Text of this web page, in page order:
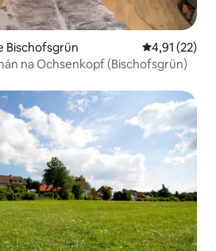
Bischofsgrün Priemerné
4,91 (22)
na Ochsenkopf (Bischofsgrün)